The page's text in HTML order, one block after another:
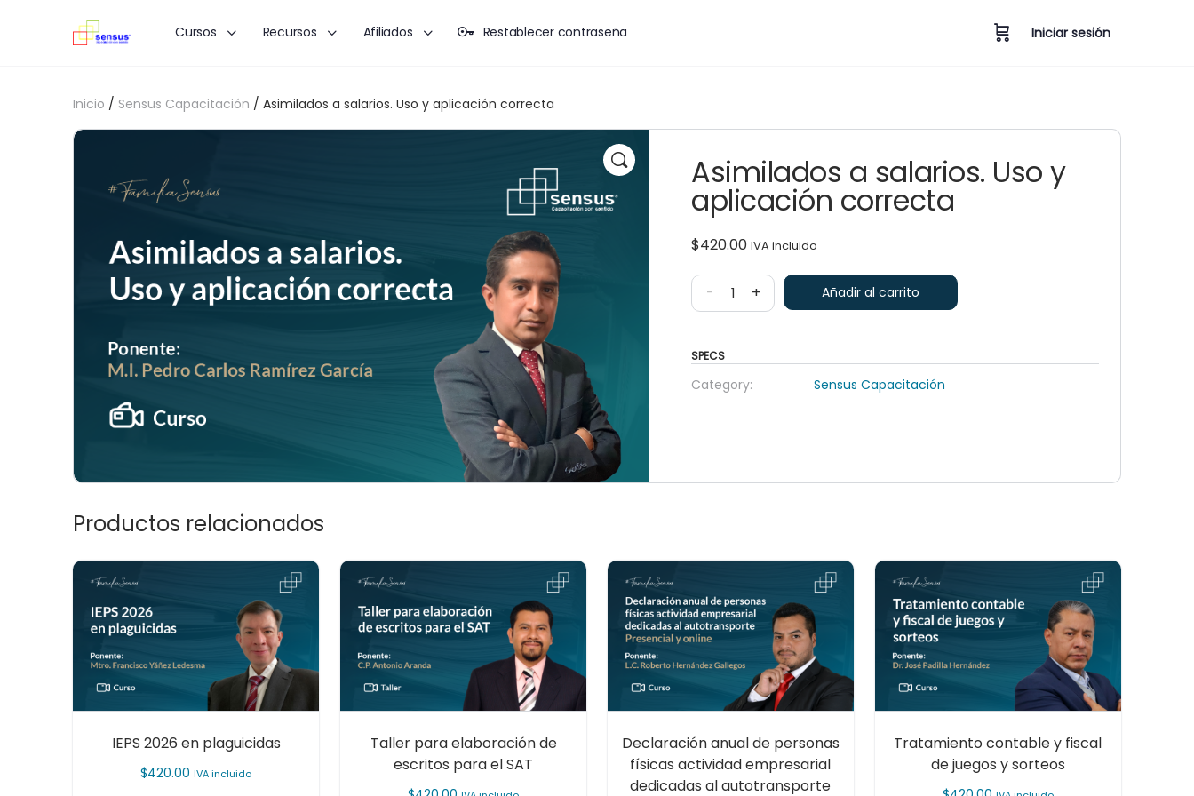
Cursos Recursos Afiliados Restablecer contraseña Iniciar sesión
Inicio / Sensus Capacitación / Asimilados a salarios. Uso y aplicación correcta
Asimilados a salarios. Uso y
aplicación correcta
$420.00 IVA incluido
- + Añadir al carrito
SPECS
Category: Sensus Capacitación
Productos relacionados
IEPS 2026 en plaguicidas
$420.00 IVA incluido
Taller para elaboración de
escritos para el SAT
Declaración anual de personas
físicas actividad empresarial
dedicadas al autotransporte
Tratamiento contable y fiscal
de juegos y sorteos